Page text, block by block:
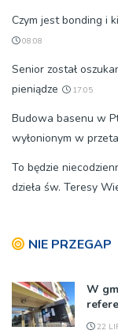
Czym jest bonding i
08:08
Senior został
pieniądze
17:05
Budowa basenu w
wyłonionym w
To będzie
dzieła św. Teresy
NIE PRZEGAP
W
22